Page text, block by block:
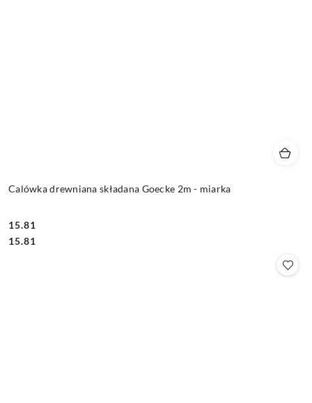
Calówka drewniana składana Goecke 2m - miarka
Cena:
15.81
Cena:
15.81